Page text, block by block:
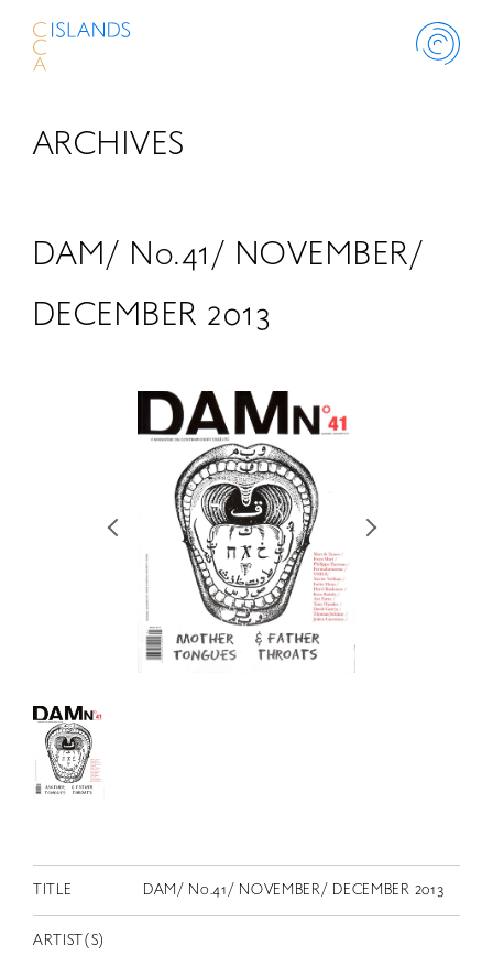
ABOUT
RETRACE
コンサート
スカラシップ受賞者
CONTACT
JP
ARCHIVES
DAM/ No.41/ NOVEMBER/
DECEMBER 2013
TITLE DAM/ No.41/ NOVEMBER/ DECEMBER 2013
ARTIST(S)